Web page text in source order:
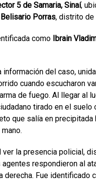
5 de Samaria, Sinaí,
Belisario Porras, distrito de
como Ibrain
información del caso,
cuando escucharon
de fuego. Al llegar al
tirado en el suelo
que salía en precipitada
ver la presencia policial,
agentes respondieron al
derecha. Fue identificado